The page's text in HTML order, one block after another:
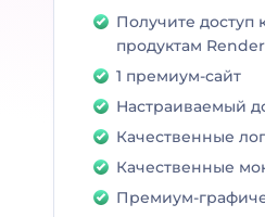
Получите доступ
продуктам
1 премиум-сайт
Настраиваемый
Качественные
Качественные
Премиум-